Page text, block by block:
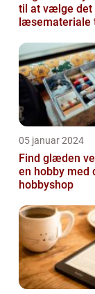
til at vælge det
læsemateriale
05 januar 2024
Find glæden
en hobby med
hobbyshop